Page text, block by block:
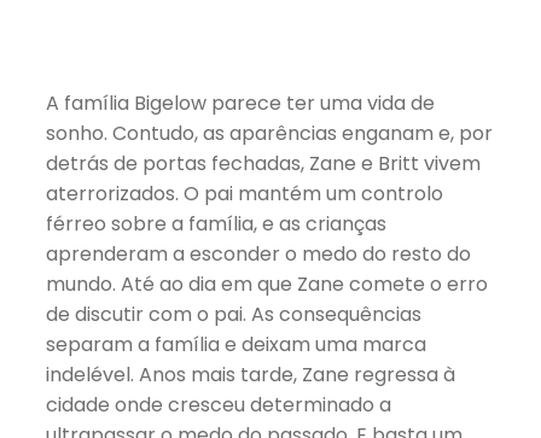
A família Bigelow parece ter uma vida de
sonho. Contudo, as aparências enganam e, por
detrás de portas fechadas, Zane e Britt vivem
aterrorizados. O pai mantém um controlo
férreo sobre a família, e as crianças
aprenderam a esconder o medo do resto do
mundo. Até ao dia em que Zane comete o erro
de discutir com o pai. As consequências
separam a família e deixam uma marca
indelével. Anos mais tarde, Zane regressa à
cidade onde cresceu determinado a